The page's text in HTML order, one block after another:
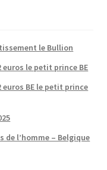
le Bullion
le petit prince BE
BE le petit prince
de l’homme – Belgique